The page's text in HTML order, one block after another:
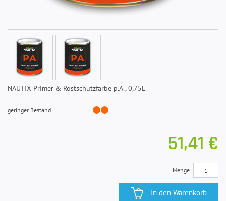
NAUTIX Primer & Rostschutzfarbe p.A., 0,75L
geringer Bestand
51,41 €
Menge
In den Warenkorb